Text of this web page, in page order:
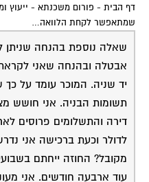
שמתאפשר לקחת הלוואה…
שאלה נוספת בהנחה שניתן
אבטלה ובהנחה שאני
יד שניה. המוכר עומד על
תשומות הבניה. אני חושש
דירה והתשלומים פרוסים
לדולר וכעת ברכישה אני
מקובל? החוזה ייחתם
עוד ארבעה חודשים. אני